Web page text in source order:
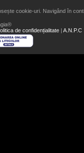
cookie-uri. Navigând în
de confidențialitate | A.N.P.C